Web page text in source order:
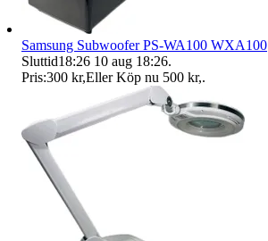
Samsung Subwoofer PS-WA100 WXA100
Sluttid18:26 10 aug 18:26.
Pris:300 kr,Eller Köp nu 500 kr,.